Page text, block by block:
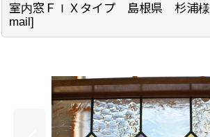
室内窓ＦＩＸタイプ 島根県 杉浦様
mail]